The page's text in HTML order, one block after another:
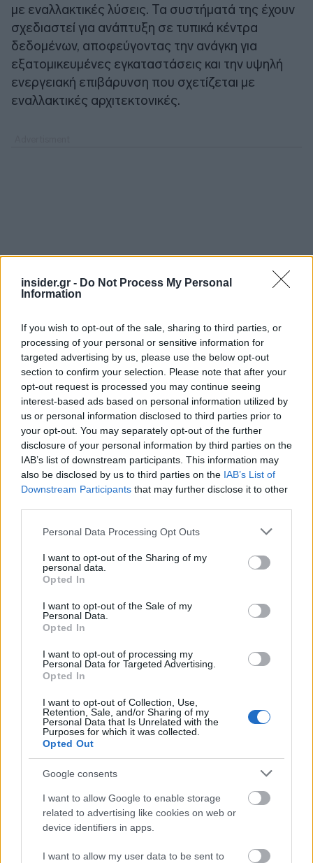
insider.gr - Do Not Process My Personal
Information
If you wish to opt-out of the sale, sharing to third parties, or
processing of your personal or sensitive information for
targeted advertising by us, please use the below opt-out
section to confirm your selection. Please note that after your
opt-out request is processed you may continue seeing
interest-based ads based on personal information utilized by
us or personal information disclosed to third parties prior to
your opt-out. You may separately opt-out of the further
disclosure of your personal information by third parties on the
IAB’s list of downstream participants. This information may
also be disclosed by us to third parties on the IAB’s List of
Downstream Participants that may further disclose it to other
Please note that this website/app uses one or more Google
not limited to your visit or usage behaviour. You may click to
grant or deny consent to Google and its third-party tags to
use your data for below specified purposes in below Google
consent section.
Personal Data Processing Opt Outs
I want to opt-out of the Sharing of my
personal data.
Opted In
I want to opt-out of the Sale of my
Personal Data.
Opted In
I want to opt-out of processing my
Personal Data for Targeted Advertising.
Opted In
I want to opt-out of Collection, Use,
Retention, Sale, and/or Sharing of my
Personal Data that Is Unrelated with the
Purposes for which it was collected.
Opted Out
Google consents
I want to allow Google to enable storage
related to advertising like cookies on web or
device identifiers in apps.
I want to allow my user data to be sent to
με εναλλακτικές λύσεις. Τα συστήματά της έχουν
σχεδιαστεί για ανάπτυξη σε τυπικά κέντρα
δεδομένων, αποφεύγοντας την ανάγκη για
εξατομικευμένες εγκαταστάσεις και την υψηλή
ενεργειακή επιβάρυνση που σχετίζεται με
εναλλακτικές αρχιτεκτονικές.
Ο Τζέιμς Πάλλες- Ντίμοκ (James Palles-
Dimmock), Διευθύνων Σύμβουλος της
Quantum Motion
υπολογιστική θα αξιοποιήσει πλήρως τις
δυνατότητές της μόνο εάν μπορεί να
κατασκευαστεί σε μια πλατφόρμα που μπορεί να
ισχυρότερη οδός για την επίτευξη αυτού του
στόχου. Είμαστε στην ευχάριστη θέση να έχουμε
μαζί μας επενδυτές που μοιράζονται το όραμά
μας και κατανοούν τι χρειάζεται για να
οικοδομηθεί μια θεμελιώδης εταιρεία σε αυτόν
τον τομέα».
Από την τελευταία χρηματοδότησή της το 2023, η
εταιρεία έχει επεκταθεί διεθνώς, ανοίγοντας νέα